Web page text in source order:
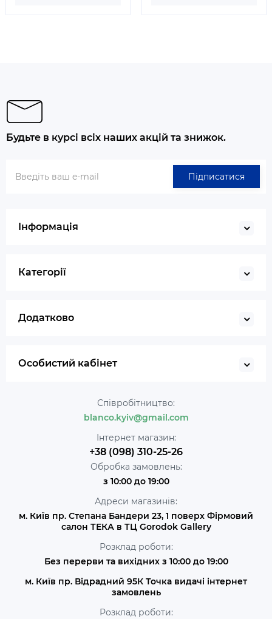
Будьте в курсі всіх наших акцій та знижок.
Підписатися
Інформація
Категорії
Додатково
Особистий кабінет
Співробітництво:
blanco.kyiv@gmail.com
Інтернет магазин:
+38 (098) 310-25-26
Обробка замовлень:
з 10:00 до 19:00
Адреси магазинів:
м. Київ пр. Степана Бандери 23, 1 поверх Фірмовий
салон ТЕКА в ТЦ Gorodok Gallery
Розклад роботи:
Без перерви та вихідних з 10:00 до 19:00
м. Київ пр. Відрадний 95К Точка видачі інтернет
замовлень
Розклад роботи: